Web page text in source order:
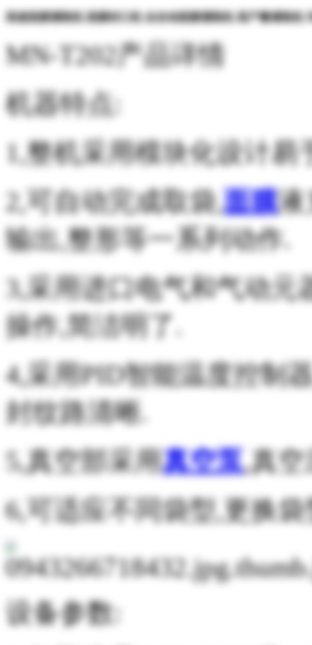
高速面膜灌装机 面膜封口机 全自动面膜灌装机 高产量灌装机
MN-T202产品详情
机器特点:
1,整机采用模块化设计易
2,可自动完成取袋,面膜液
输出,整形等一系列动作.
3,采用进口电气和气动
操作,简洁明了.
4,采用PID智能温度控制
封纹路清晰.
5,真空部采用真空泵,真
6,可适应不同袋型,更换
设备参数: